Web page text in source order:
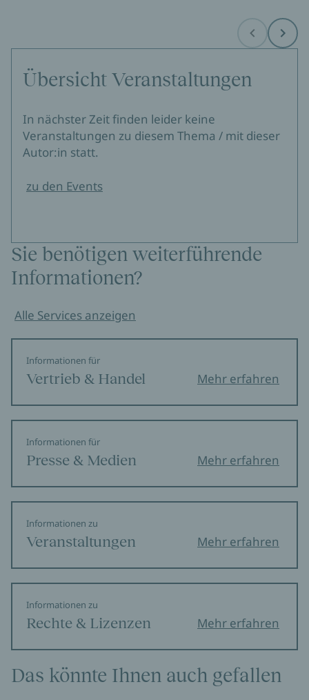
Before Next
Übersicht Veranstaltungen
In nächster Zeit finden leider keine
Veranstaltungen zu diesem Thema / mit dieser
Autor:in statt.
zu den Events
Sie benötigen weiterführende
Informationen?
Alle Services anzeigen
Informationen für
Vertrieb & Handel Mehr erfahren
Informationen für
Presse & Medien Mehr erfahren
Informationen zu
Veranstaltungen Mehr erfahren
Informationen zu
Rechte & Lizenzen Mehr erfahren
Das könnte Ihnen auch gefallen